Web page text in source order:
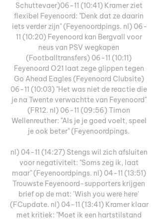
Schuttevaer)06-11 (10:41) Kramer ziet
flexibel Feyenoord: "Denk dat ze daarin
iets verder zijn" (Feyenoordpings. nl) 06-
11 (10:20) Feyenoord kan Bergvall voor
neus van PSV wegkapen
(Footballtransfers) 06-11 (10:11)
Feyenoord O21 laat zege glippen tegen
Go Ahead Eagles (Feyenoord Clubsite)
06-11 (10:03) "Het was niet de reactie die
je na Twente verwachtte van Feyenoord"
(FR12. nl) 06-11 (09:56) Timon
Wellenreuther: "Als je je goed voelt, speel
je ook beter" (Feyenoordpings.
nl) 04-11 (14:27) Stengs wil zich afsluiten
voor negativiteit: "Soms zeg ik, laat
maar" (Feyenoordpings. nl) 04-11 (13:51)
Trouwste Feyenoord-supporters krijgen
brief op de mat: 'Wish you were here'
(FCupdate. nl) 04-11 (13:41) Kramer klaar
met kritiek: "Moet ik een hartstilstand